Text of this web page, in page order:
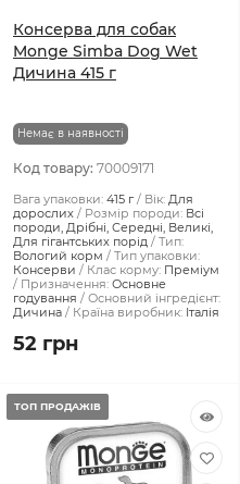
Консерва для собак
Monge Simba Dog Wet
Дичина 415 г
Немає в наявності
Код товару: 70009171
Вага упаковки: 415 г Вік: Для
дорослих
Розмір породи: Всі
породи, Дрібні, Середні, Великі,
Для гігантських порід
Тип:
Вологий корм
Тип упаковки:
Консерви
Клас корму: Преміум
Призначення: Основне
годування
Основний інгредієнт:
Дичина
Країна виробник: Італія
52 грн
ТОП ПРОДАЖІВ